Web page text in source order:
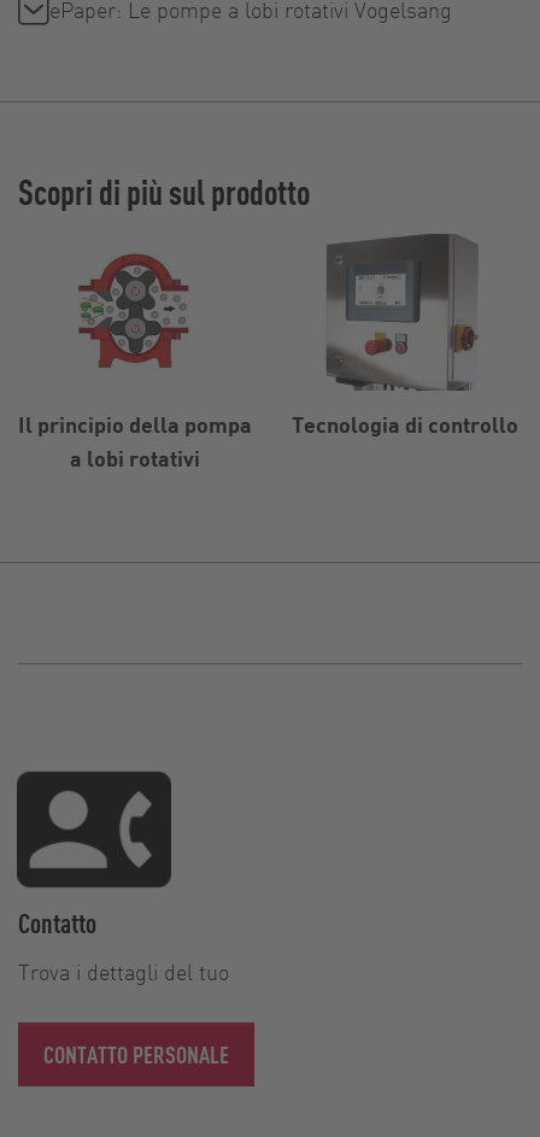
ePaper: Le pompe a lobi rotativi Vogelsang
Scopri di più sul prodotto
Il principio della pompa
a lobi rotativi
Tecnologia di controllo
Contatto
Trova i dettagli del tuo
CONTATTO PERSONALE